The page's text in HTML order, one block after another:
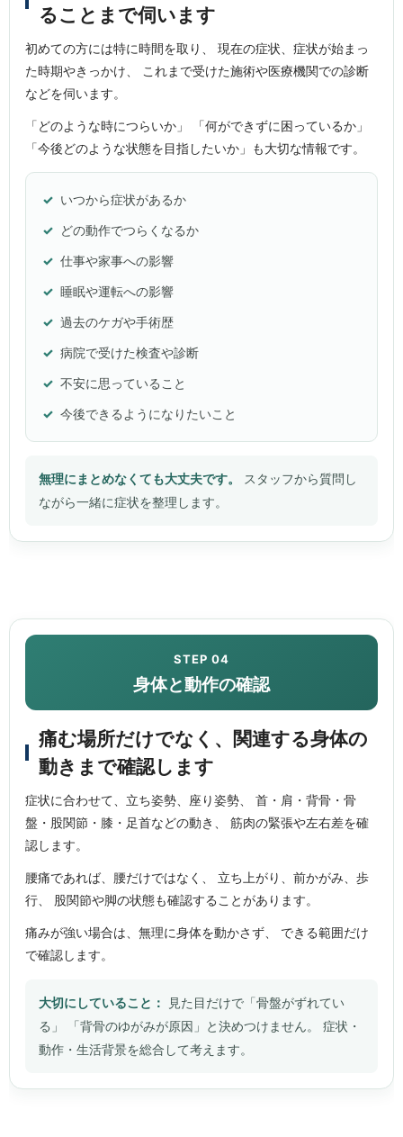
ることまで伺います
初めての方には特に時間を取り、 現在の症状、症状が始まっ
た時期やきっかけ、 これまで受けた施術や医療機関での診断
などを伺います。
「どのような時につらいか」 「何ができずに困っているか」
「今後どのような状態を目指したいか」も大切な情報です。
いつから症状があるか
どの動作でつらくなるか
仕事や家事への影響
睡眠や運転への影響
過去のケガや手術歴
病院で受けた検査や診断
不安に思っていること
今後できるようになりたいこと
無理にまとめなくても大丈夫です。
スタッフから質問し
ながら一緒に症状を整理します。
STEP 04
身体と動作の確認
痛む場所だけでなく、関連する身体の
動きまで確認します
症状に合わせて、立ち姿勢、座り姿勢、 首・肩・背骨・骨
盤・股関節・膝・足首などの動き、 筋肉の緊張や左右差を確
認します。
腰痛であれば、腰だけではなく、 立ち上がり、前かがみ、歩
行、 股関節や脚の状態も確認することがあります。
痛みが強い場合は、無理に身体を動かさず、 できる範囲だけ
で確認します。
大切にしていること：
見た目だけで「骨盤がずれてい
る」 「背骨のゆがみが原因」と決めつけません。 症状・
動作・生活背景を総合して考えます。